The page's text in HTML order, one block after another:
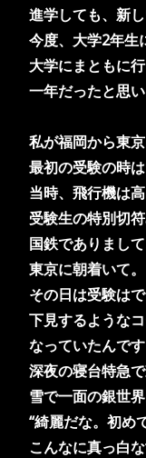
進学しても、 新し
今度、大学2年生
大学にまともに
一年だったと思い
私が福岡から東
最初の受験の時は
当時、 飛行機は
受験生の特別切
国鉄でありまして
東京に朝着いて。
その日は受験は
下見するような
なっていたんです
深夜の寝台特急
雪で一面の銀世界
“綺麗だな。初め
こんなに真っ白な